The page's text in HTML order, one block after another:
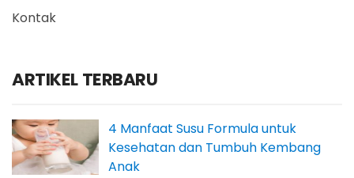
Kontak
ARTIKEL TERBARU
4 Manfaat Susu Formula untuk
Kesehatan dan Tumbuh Kembang
Anak